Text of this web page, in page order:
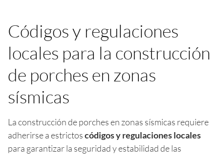
Códigos y regulaciones
locales para la construcción
de porches en zonas
sísmicas
La construcción de porches en zonas sísmicas requiere
adherirse a estrictoscódigos y regulaciones locales
para garantizar la seguridad y estabilidad de las